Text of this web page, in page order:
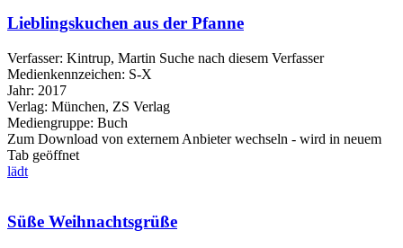
Lieblingskuchen aus der Pfanne
Verfasser: Kintrup, Martin Suche nach diesem Verfasser
Medienkennzeichen: S-X
Jahr: 2017
Verlag: München, ZS Verlag
Mediengruppe: Buch
Zum Download von externem Anbieter wechseln - wird in neuem
Tab geöffnet
lädt
Süße Weihnachtsgrüße